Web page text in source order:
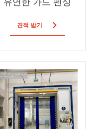
견적 받기